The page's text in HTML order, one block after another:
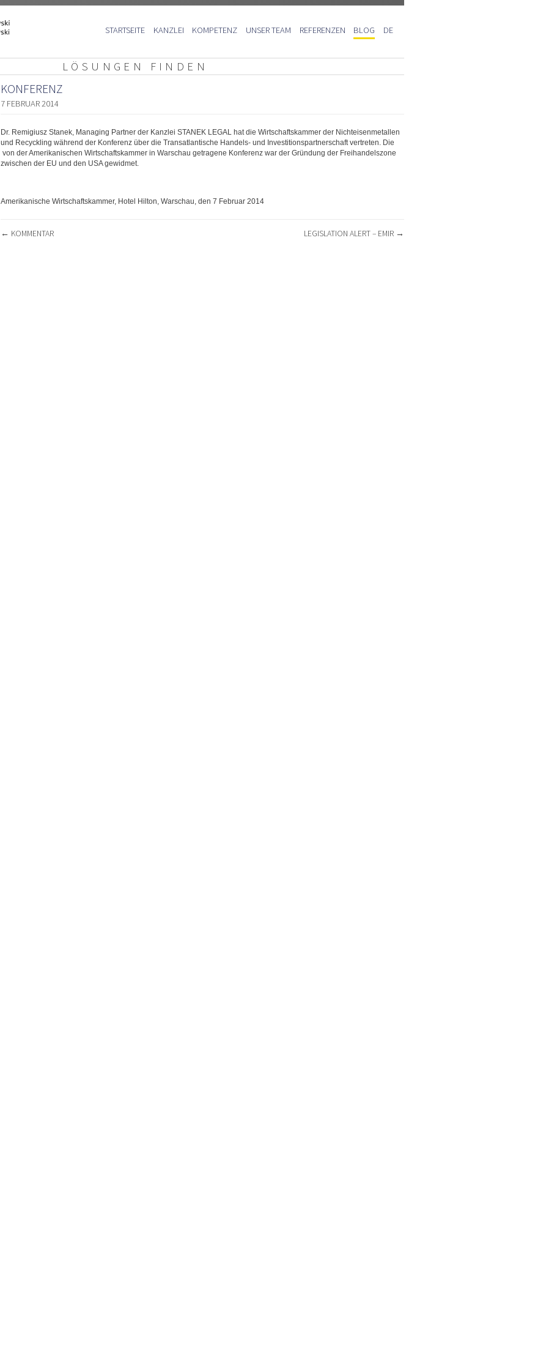
Zum
STARTSEITE KANZLEI KOMPETENZ UNSER TEAM REFERENZEN BLOG DE
LÖSUNGEN FINDEN
KONFERENZ
7 FEBRUAR 2014
Dr. Remigiusz Stanek, Managing Partner der Kanzlei STANEK LEGAL hat die Wirtschaftskammer der Nichteisenmetallen
und Recyckling während der Konferenz über die Transatlantische Handels- und Investitionspartnerschaft vertreten. Die
von der Amerikanischen Wirtschaftskammer in Warschau getragene Konferenz war der Gründung der Freihandelszone
zwischen der EU und den USA gewidmet.
Amerikanische Wirtschaftskammer, Hotel Hilton, Warschau, den 7 Februar 2014
BEITRAGSNAVIGATION
← KOMMENTAR LEGISLATION ALERT – EMIR →